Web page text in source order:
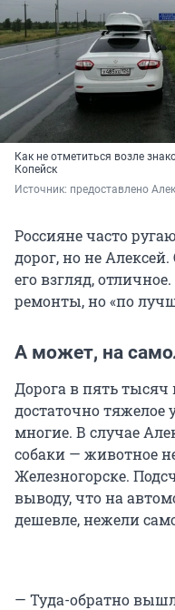
Как не отметиться возле
Копейск
Источник: предоставлено
Россияне часто
дорог, но не
его взгляд,
ремонты, но «по
А может, на
Дорога в пять
достаточно тяжелое
многие. В случае
собаки — животное
Железногорске.
выводу, что на
дешевле, нежели
— Туда-обратно